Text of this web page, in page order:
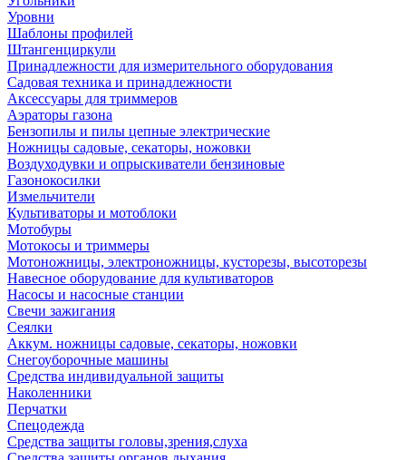
Уровни
Шаблоны профилей
Штангенциркули
Принадлежности для измерительного оборудования
Садовая техника и принадлежности
Аксессуары для триммеров
Аэраторы газона
Бензопилы и пилы цепные электрические
Ножницы садовые, секаторы, ножовки
Воздуходувки и опрыскиватели бензиновые
Газонокосилки
Измельчители
Культиваторы и мотоблоки
Мотобуры
Мотокосы и триммеры
Мотоножницы, электроножницы, кусторезы, высоторезы
Навесное оборудование для культиваторов
Насосы и насосные станции
Свечи зажигания
Сеялки
Аккум. ножницы садовые, секаторы, ножовки
Снегоуборочные машины
Средства индивидуальной защиты
Наколенники
Перчатки
Спецодежда
Средства защиты головы,зрения,слуха